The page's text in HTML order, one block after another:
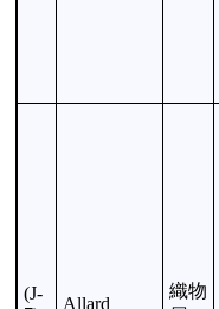
(J-
Allard
織物